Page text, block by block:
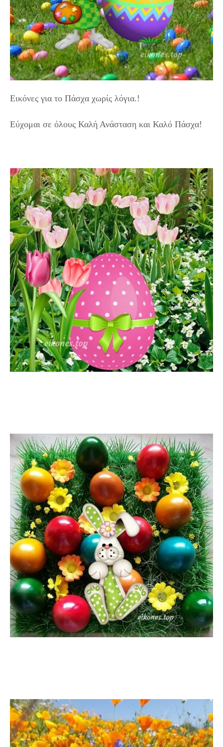
Εικόνες για το Πάσχα χωρίς λόγια.!
Εύχομαι σε όλους Καλή Ανάσταση και Καλό Πάσχα!